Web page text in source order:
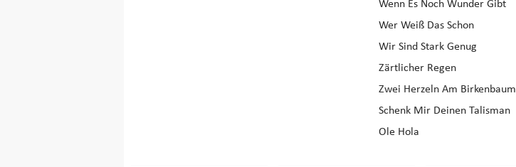
Wenn Es Noch Wunder Gibt
Wer Weiß Das Schon
Wir Sind Stark Genug
Zärtlicher Regen
Zwei Herzeln Am Birkenbaum
Schenk Mir Deinen Talisman
Ole Hola